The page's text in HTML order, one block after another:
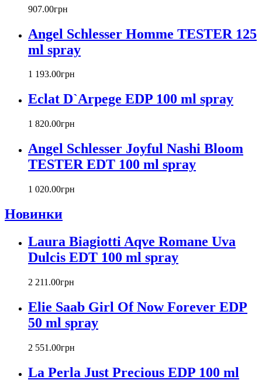
Bruno Banani
Bvlgari
Byblos
Byredo
Cacharel
Canali
Carla Fracci
Carlos Moya
Caron
Cartier
Chanel
Charriol
Chloe
Christian Audigier
Christian Dior
Christian Lacroix
Cindy Crawford
Clinique
Clive Christian
CnR Create
Comme Des Garcons
Costume National
907.00грн
Angel Schlesser Homme TESTER 125
ml spray
1 193.00грн
Eclat D`Arpege EDP 100 ml spray
1 820.00грн
Angel Schlesser Joyful Nashi Bloom
TESTER EDT 100 ml spray
1 020.00грн
Новинки
Laura Biagiotti Aqve Romane Uva
Dulcis EDT 100 ml spray
2 211 .00грн
Elie Saab Girl Of Now Forever EDP
50 ml spray
2 551 .00грн
La Perla Just Precious EDP 100 ml